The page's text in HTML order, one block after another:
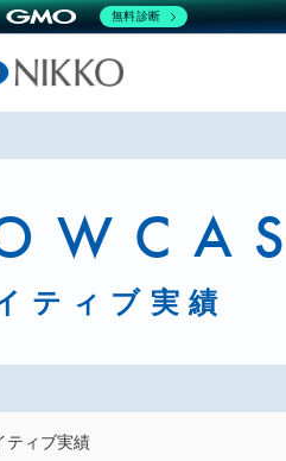
ティブ実績
ティブ実績
無料診断